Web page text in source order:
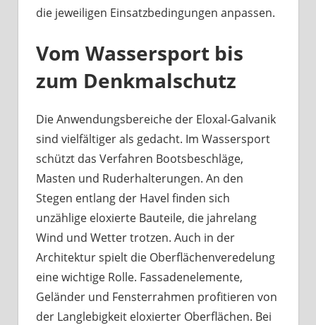
die jeweiligen Einsatzbedingungen anpassen.
Vom Wassersport bis
zum Denkmalschutz
Die Anwendungsbereiche der Eloxal-Galvanik
sind vielfältiger als gedacht. Im Wassersport
schützt das Verfahren Bootsbeschläge,
Masten und Ruderhalterungen. An den
Stegen entlang der Havel finden sich
unzählige eloxierte Bauteile, die jahrelang
Wind und Wetter trotzen. Auch in der
Architektur spielt die Oberflächenveredelung
eine wichtige Rolle. Fassadenelemente,
Geländer und Fensterrahmen profitieren von
der Langlebigkeit eloxierter Oberflächen. Bei